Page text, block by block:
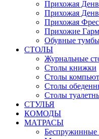
Прихожая
Прихожая
Прихожая
Прихожие
Обувные
СТОЛЫ
Журнальные
Столы книжки
Столы
Столы
Столы
СТУЛЬЯ
КОМОДЫ
МАТРАСЫ
Беспружинные